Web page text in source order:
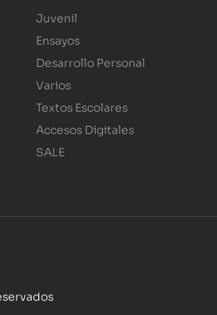
Juvenil
Ensayos
Desarrollo Personal
Varios
Textos Escolares
Accesos Digitales
SALE